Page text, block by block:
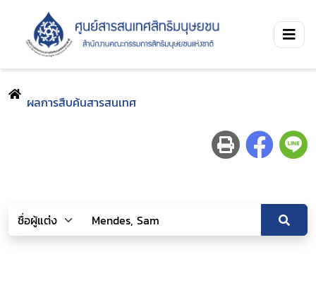
ผลการสืบค้นสารสนเทศ